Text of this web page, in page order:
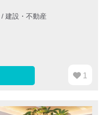
/建設・不動産
1